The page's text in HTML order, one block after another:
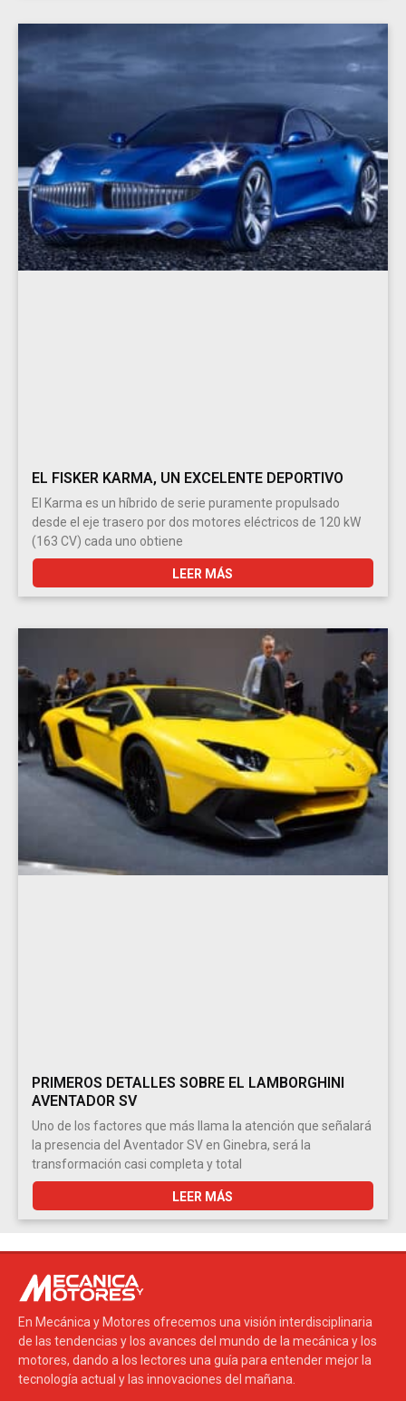
EL FISKER KARMA, UN EXCELENTE DEPORTIVO
El Karma es un híbrido de serie puramente propulsado
desde el eje trasero por dos motores eléctricos de 120 kW
(163 CV) cada uno obtiene
LEER MÁS
PRIMEROS DETALLES SOBRE EL LAMBORGHINI
AVENTADOR SV
Uno de los factores que más llama la atención que señalará
la presencia del Aventador SV en Ginebra, será la
transformación casi completa y total
LEER MÁS
En Mecánica y Motores ofrecemos una visión interdisciplinaria
de las tendencias y los avances del mundo de la mecánica y los
motores, dando a los lectores una guía para entender mejor la
tecnología actual y las innovaciones del mañana.